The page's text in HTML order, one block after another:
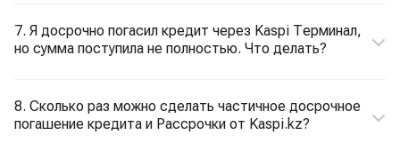
7. Я досрочно погасил кредит через Kaspi Терминал,
но сумма поступила не полностью. Что делать?
8. Сколько раз можно сделать частичное досрочное
погашение кредита и Рассрочки от Kaspi.kz?